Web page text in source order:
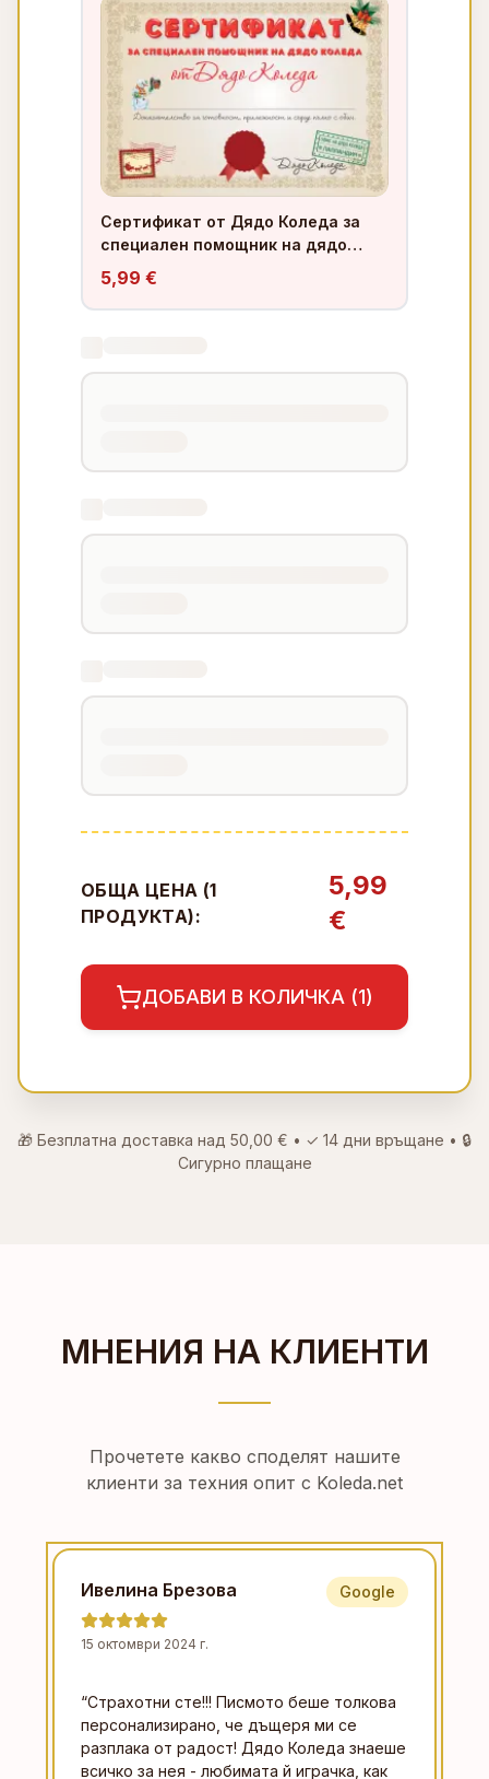
Сертификат от Дядо Коледа за
специален помощник на дядо
коледа
5,99 €
ОБЩА ЦЕНА (1
ПРОДУКТА):
5,99
€
ДОБАВИ В КОЛИЧКА (1)
🎁 Безплатна доставка над 50,00 € • ✓ 14 дни връщане • 🔒
Сигурно плащане
МНЕНИЯ НА КЛИЕНТИ
Прочетете какво споделят нашите
клиенти за техния опит с Koleda.net
Ивелина Брезова
15 октомври 2024 г.
Google
“Страхотни сте!!! Писмото беше толкова
персонализирано, че дъщеря ми се
разплака от радост! Дядо Коледа знаеше
всичко за нея - любимата й играчка, как